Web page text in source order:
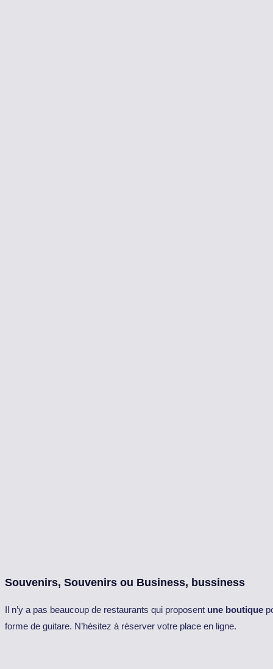
Souvenirs, Souvenirs ou Business, bussiness
Il n’y a pas beaucoup de restaurants qui proposent une boutique
forme de guitare. N’hésitez à réserver votre place en ligne.